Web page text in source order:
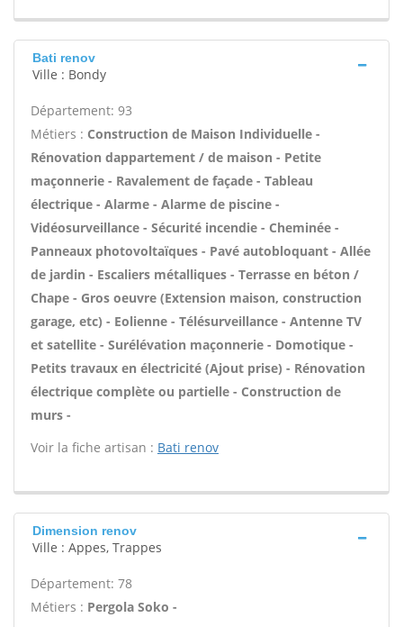
Bati renov
Ville : Bondy
Département: 93
Métiers : Construction de Maison Individuelle -
Rénovation dappartement / de maison - Petite
maçonnerie - Ravalement de façade - Tableau
électrique - Alarme - Alarme de piscine -
Vidéosurveillance - Sécurité incendie - Cheminée -
Panneaux photovoltaïques - Pavé autobloquant - Allée
de jardin - Escaliers métalliques - Terrasse en béton /
Chape - Gros oeuvre (Extension maison, construction
garage, etc) - Eolienne - Télésurveillance - Antenne TV
et satellite - Surélévation maçonnerie - Domotique -
Petits travaux en électricité (Ajout prise) - Rénovation
électrique complète ou partielle - Construction de
murs -
Voir la fiche artisan : Bati renov
Dimension renov
Ville : Appes, Trappes
Département: 78
Métiers : Pergola Soko -